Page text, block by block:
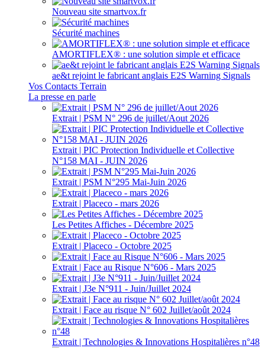
Nouveau site smartvox.fr
Sécurité machines
AMORTIFLEX® : une solution simple et efficace
ae&t rejoint le fabricant anglais E2S Warning Signals
Vos Contacts Terrain
La presse en parle
Extrait | PSM N° 296 de juillet/Aout 2026
Extrait | PIC Protection Individuelle et Collective
N°158 MAI - JUIN 2026
Extrait | PSM N°295 Mai-Juin 2026
Extrait | Placeco - mars 2026
Les Petites Affiches - Décembre 2025
Extrait | Placeco - Octobre 2025
Extrait | Face au Risque N°606 - Mars 2025
Extrait | J3e N°911 - Juin/Juillet 2024
Extrait | Face au risque N° 602 Juillet/août 2024
Extrait | Technologies & Innovations Hospitalières n°48